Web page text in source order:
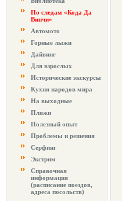
По следам «Кода Да
Винчи»
Автомото
Горные лыжи
Дайвинг
Для взрослых
Исторические экскурсы
Кухня народов мира
На выходные
Пляжи
Полезный опыт
Проблемы и решения
Серфинг
Экстрим
Справочная
информация
(расписание поездов,
адреса посольств)